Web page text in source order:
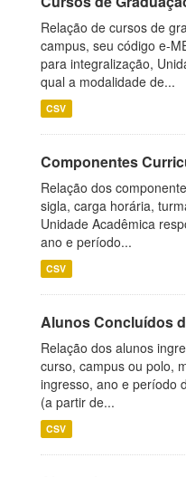
Relação de cursos de
campus, seu código e-
para integralização,
qual a modalidade de...
CSV
Componentes
Relação dos
sigla, carga horária,
Unidade Acadêmica
ano e período...
CSV
Alunos Concluídos
Relação dos alunos
curso, campus ou polo,
ingresso, ano e período
(a partir de...
CSV